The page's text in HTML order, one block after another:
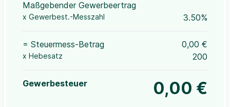
Maßgebender Gewerbeertrag
x Gewerbest.-Messzahl 3.50%
= Steuermess-Betrag 0,00 €
x Hebesatz 200
Gewerbesteuer 0,00 €